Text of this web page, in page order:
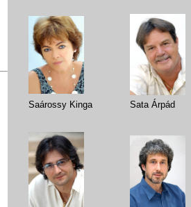
Saárossy Kinga Sata Árpád